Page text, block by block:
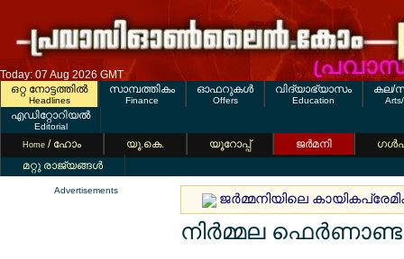
Today: 07 Aug 2026 GMT
ഒറ്റ നോട്ടത്തില്‍
Headlines
സാമ്പത്തികം
Finance
ഓഫറുകള്‍
Offers
വിദ്യാഭ്യാസം
Education
കല/
എഡിറ്റോറിയല്‍
Editorial
Home / ഹോം യൂ.കെ. യൂറോപ്പ് ജര്‍മനി
മറ്റു രാജ്യങ്ങള്‍
Advertisements
ജര്‍മ്മനിയിലെ
നിര്‍മ്മല